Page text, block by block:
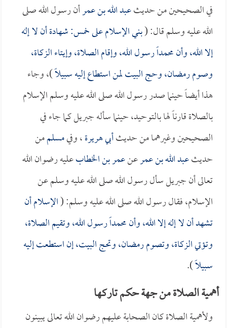
في الصحيحين من حديثعبد الله بن عمرأن رسول الله صلى
الله عليه وسلم قال: (بني الإسلام على خمس: شهادة أن لا إله
إلا الله، وأن محمداً رسول الله، وإقام الصلاة، وإيتاء الزكاة،
وصوم رمضان، وحج البيت لمن استطاع إليه سبيلاً)، وجاء
هذا أيضاً حينما صدر رسول الله صلى الله عليه وسلم الإسلام
بالصلاة قارناً لها بالتوحيد، حينما سأله جبريل كما جاء في
الصحيحين وغيرهما من حديثأبي هريرة، وفيمسلممن
حديثعبد الله بن عمرعنعمر بن الخطابعليه رضوان الله
تعالى أن جبريل سأل رسول الله صلى الله عليه وسلم عن
الإسلام، فقال رسول الله صلى الله عليه وسلم: (الإسلام أن
تشهد أن لا إله إلا الله، وأن محمداً رسول الله، وتقيم الصلاة،
وتؤتي الزكاة، وتصوم رمضان، وتحج البيت، إن استطعت إليه
سبيلاً).
أهمية الصلاة من جهة حكم تاركها
ولأهمية الصلاة كان الصحابة عليهم رضوان الله تعالى يبينون